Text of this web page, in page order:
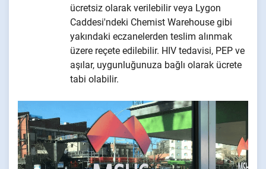
ücretsiz olarak verilebilir veya Lygon
Caddesi'ndeki Chemist Warehouse gibi
yakındaki eczanelerden teslim alınmak
üzere reçete edilebilir. HIV tedavisi, PEP ve
aşılar, uygunluğunuza bağlı olarak ücrete
tabi olabilir.